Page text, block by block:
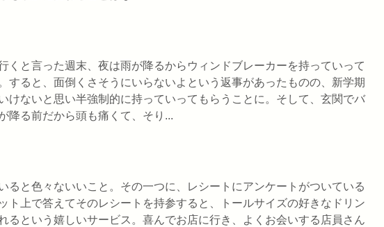
くと言った週末、夜は雨が降るからウィンドブレーカーを持っていって
すると、面倒くさそうにいらないよという返事があったものの、新学期
けないと思い半強制的に持っていってもらうことに。そして、玄関でバ
降る前だから頭も痛くて、そり...
ると色々ないいこと。その一つに、レシートにアンケートがついている
ト上で答えてそのレシートを持参すると、トールサイズの好きなドリン
るという嬉しいサービス。喜んでお店に行き、よくお会いする店員さん